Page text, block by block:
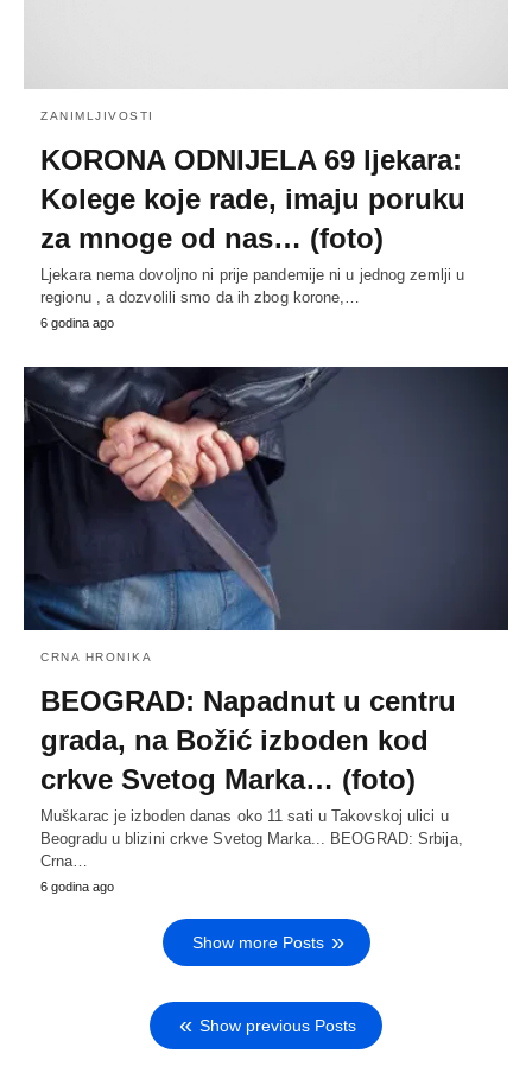
ZANIMLJIVOSTI
KORONA ODNIJELA 69 ljekara:
Kolege koje rade, imaju poruku
za mnoge od nas… (foto)
Ljekara nema dovoljno ni prije pandemije ni u jednog zemlji u
regionu , a dozvolili smo da ih zbog korone,…
6 godina ago
CRNA HRONIKA
BEOGRAD: Napadnut u centru
grada, na Božić izboden kod
crkve Svetog Marka… (foto)
Muškarac je izboden danas oko 11 sati u Takovskoj ulici u
Beogradu u blizini crkve Svetog Marka... BEOGRAD: Srbija,
Crna…
6 godina ago
Show more Posts
Show previous Posts